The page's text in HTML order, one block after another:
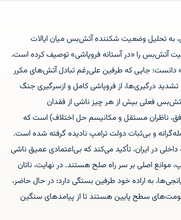
به تحلیل وضعیت شکننده آتش‌بس میان ایالات
آتش‌بس را «در آستانه فروپاشی» توصیف کرده است،
دانست؛ جایی که طرفین علی‌رغم تبادل آتش‌های مکرر
درگیری‌ها، از فروپاشی کامل و ازسرگیری جنگ
فعلی بیش از هر چیز ناشی از فقدان
ناظران مستقل و مکانیسم حل اختلاف) است که
و بی‌ثبات دولت ترامپ نادیده گرفته شده است.
در ایران، تأکید می‌کند که بی‌اعتمادی عمیق ناشی
موانع اصلی بر سر راه صلح هستند. در نهایت، ناتان
به اراده خود طرفین بستگی دارد؛ در حال حاضر،
سطح پایین هستند تا از پیامدهای سنگین